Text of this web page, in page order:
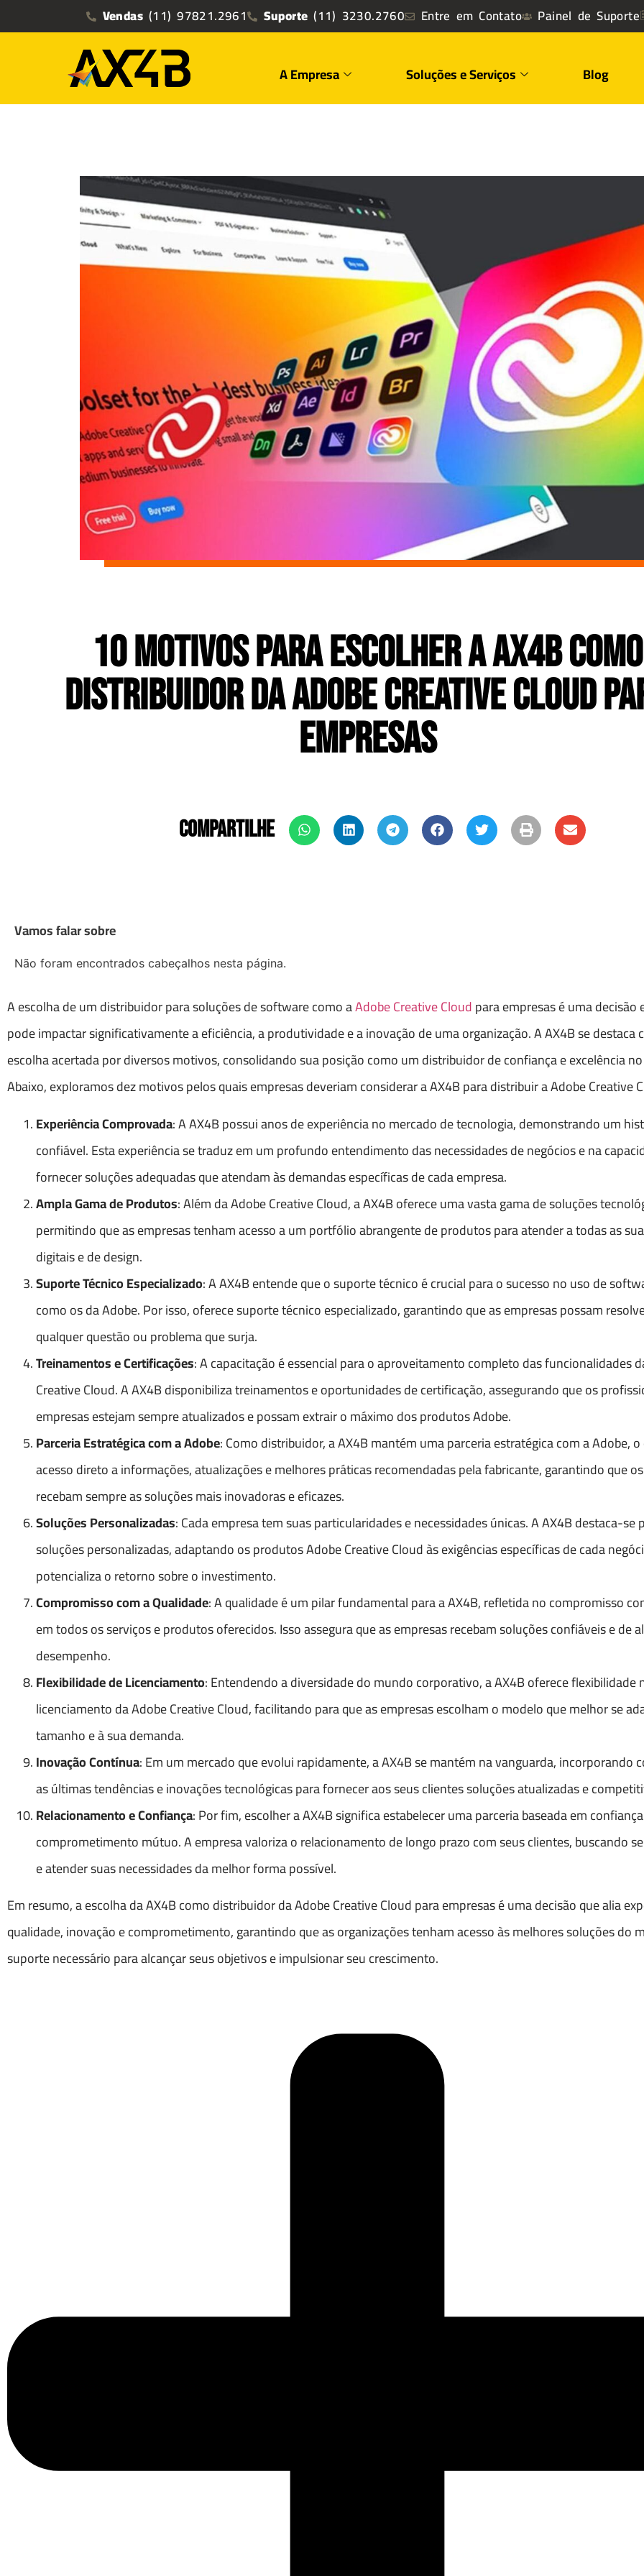
Vendas(11) 97821.2961 Suporte (11) 3230.2760 Entre em Contato Painel de Suporte
A Empresa Soluções e Serviços Blog
10 Motivos para Escolher a AX4B como
Distribuidor da Adobe Creative Cloud
Empresas
COMPARTILHE
Vamos falar sobre
Não foram encontrados cabeçalhos nesta página.
A escolha de um distribuidor para soluções de software como aAdobe Creative Cloudpara empresas é uma decisão
pode impactar significativamente a eficiência, a produtividade e a inovação de uma organização. A AX4B se destaca
escolha acertada por diversos motivos, consolidando sua posição como um distribuidor de confiança e excelência
Abaixo, exploramos dez motivos pelos quais empresas deveriam considerar a AX4B para distribuir a Adobe Creative
Experiência Comprovada: A AX4B possui anos de experiência no mercado de tecnologia, demonstrando um
confiável. Esta experiência se traduz em um profundo entendimento das necessidades de negócios e na
fornecer soluções adequadas que atendam às demandas específicas de cada empresa.
Ampla Gama de Produtos: Além da Adobe Creative Cloud, a AX4B oferece uma vasta gama de soluções
permitindo que as empresas tenham acesso a um portfólio abrangente de produtos para atender a todas as
digitais e de design.
Suporte Técnico Especializado: A AX4B entende que o suporte técnico é crucial para o sucesso no uso de
como os da Adobe. Por isso, oferece suporte técnico especializado, garantindo que as empresas possam
qualquer questão ou problema que surja.
Treinamentos e Certificações: A capacitação é essencial para o aproveitamento completo das funcionalidades
Creative Cloud. A AX4B disponibiliza treinamentos e oportunidades de certificação, assegurando que os
empresas estejam sempre atualizados e possam extrair o máximo dos produtos Adobe.
Parceria Estratégica com a Adobe: Como distribuidor, a AX4B mantém uma parceria estratégica com a Adobe,
acesso direto a informações, atualizações e melhores práticas recomendadas pela fabricante, garantindo que
recebam sempre as soluções mais inovadoras e eficazes.
Soluções Personalizadas: Cada empresa tem suas particularidades e necessidades únicas. A AX4B destaca-se
soluções personalizadas, adaptando os produtos Adobe Creative Cloud às exigências específicas de cada
potencializa o retorno sobre o investimento.
Compromisso com a Qualidade: A qualidade é um pilar fundamental para a AX4B, refletida no compromisso
em todos os serviços e produtos oferecidos. Isso assegura que as empresas recebam soluções confiáveis e de
desempenho.
Flexibilidade de Licenciamento: Entendendo a diversidade do mundo corporativo, a AX4B oferece flexibilidade
licenciamento da Adobe Creative Cloud, facilitando para que as empresas escolham o modelo que melhor se
tamanho e à sua demanda.
Inovação Contínua: Em um mercado que evolui rapidamente, a AX4B se mantém na vanguarda, incorporando
as últimas tendências e inovações tecnológicas para fornecer aos seus clientes soluções atualizadas e
Relacionamento e Confiança: Por fim, escolher a AX4B significa estabelecer uma parceria baseada em
comprometimento mútuo. A empresa valoriza o relacionamento de longo prazo com seus clientes, buscando
e atender suas necessidades da melhor forma possível.
Em resumo, a escolha da AX4B como distribuidor da Adobe Creative Cloud para empresas é uma decisão que alia
qualidade, inovação e comprometimento, garantindo que as organizações tenham acesso às melhores soluções do
suporte necessário para alcançar seus objetivos e impulsionar seu crescimento.